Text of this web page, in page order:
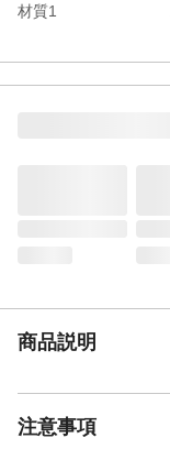
材質1
商品説明
注意事項